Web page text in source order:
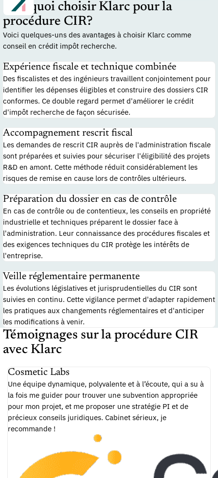
Pourquoi choisir Klarc pour la
procédure CIR?
Voici quelques-uns des avantages à choisir Klarc comme
conseil en crédit impôt recherche.
Expérience fiscale et technique combinée
Des fiscalistes et des ingénieurs travaillent conjointement pour
identifier les dépenses éligibles et construire des dossiers CIR
conformes. Ce double regard permet d'améliorer le crédit
d'impôt recherche de façon sécurisée.
Accompagnement rescrit fiscal
Les demandes de rescrit CIR auprès de l'administration fiscale
sont préparées et suivies pour sécuriser l'éligibilité des projets
R&D en amont. Cette méthode réduit considérablement les
risques de remise en cause lors de contrôles ultérieurs.
Préparation du dossier en cas de contrôle
En cas de contrôle ou de contentieux, les conseils en propriété
industrielle et techniques préparent le dossier face à
l'administration. Leur connaissance des procédures fiscales et
des exigences techniques du CIR protège les intérêts de
l'entreprise.
Veille réglementaire permanente
Les évolutions législatives et jurisprudentielles du CIR sont
suivies en continu. Cette vigilance permet d'adapter rapidement
les pratiques aux changements réglementaires et d'anticiper
les modifications à venir.
Témoignages sur la procédure CIR
avec Klarc
Cosmetic Labs
Une équipe dynamique, polyvalente et à l’écoute, qui a su à
la fois me guider pour trouver une subvention appropriée
pour mon projet, et me proposer une stratégie PI et de
précieux conseils juridiques. Cabinet sérieux, je
recommande !